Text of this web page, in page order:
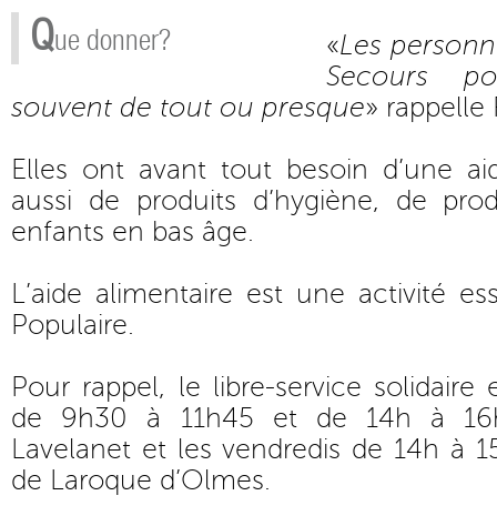
Que donner? «Les
Secours
souvent de tout ou presque» rappelle
Elles ont avant tout besoin d’une
aussi de produits d’hygiène, de
enfants en bas âge.
L’aide alimentaire est une activité
Populaire.
Pour rappel, le libre-service solidaire
de 9h30 à 11h45 et de 14h à
Lavelanet et les vendredis de 14h à
de Laroque d’Olmes.